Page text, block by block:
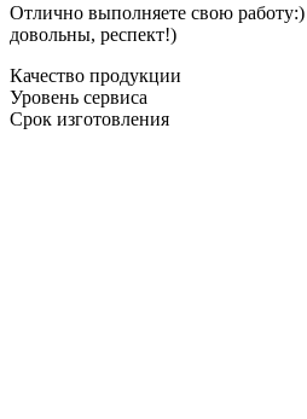
Отлично выполняете свою работу:)
довольны, респект!)
Качество продукции
Уровень сервиса
Срок изготовления